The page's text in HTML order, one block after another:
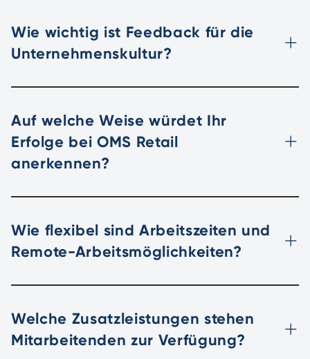
Wie wichtig ist Feedback für die
Unternehmenskultur?
Auf welche Weise würdet Ihr
Erfolge bei OMS Retail
anerkennen?
Wie flexibel sind Arbeitszeiten und
Remote-Arbeitsmöglichkeiten?
Welche Zusatzleistungen stehen
Mitarbeitenden zur Verfügung?